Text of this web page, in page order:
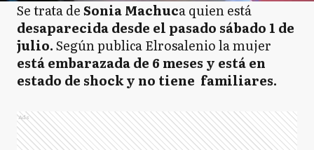
Se trata deSonia Machuca quien está
desaparecida desde el pasado sábado 1 de
julio.Según publica Elrosalenio la mujer
está embarazada de 6 meses y está en
estado de shock y no tiene familiares.
Ads